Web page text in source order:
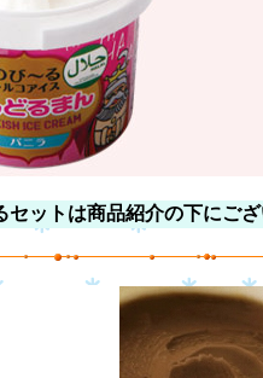
ットは商品紹介の下にござ